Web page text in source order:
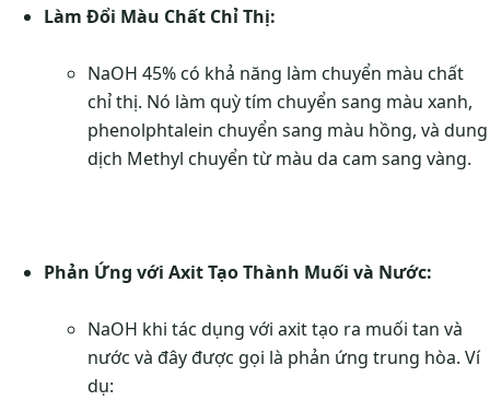
Làm Đổi Màu Chất Chỉ Thị:
NaOH 45% có khả năng làm chuyển màu chất
chỉ thị. Nó làm quỳ tím chuyển sang màu xanh,
phenolphtalein chuyển sang màu hồng, và dung
dịch Methyl chuyển từ màu da cam sang vàng.
Phản Ứng với Axit Tạo Thành Muối và Nước:
NaOH khi tác dụng với axit tạo ra muối tan và
nước và đây được gọi là phản ứng trung hòa. Ví
dụ: